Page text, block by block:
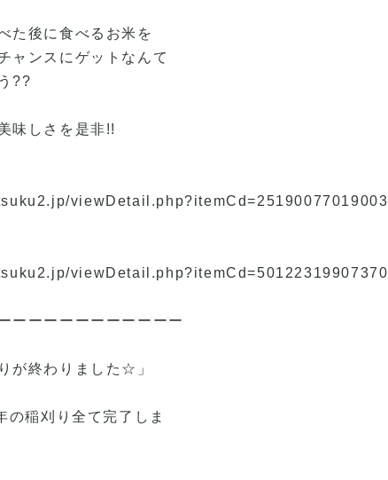
た後に食べるお米を
ャンスにゲットなんて
??
味しさを是非!!
viewDetail.php?itemCd=25190077019003
viewDetail.php?itemCd=50122319907370
ーーーーーーーーーーー
が終わりました☆」
の稲刈り全て完了しま